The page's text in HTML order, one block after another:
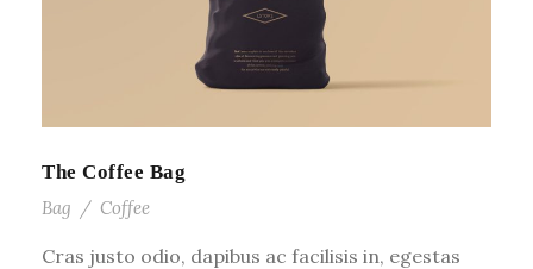
The Coffee Bag
Bag / Coffee
Cras justo odio, dapibus ac facilisis in, egestas